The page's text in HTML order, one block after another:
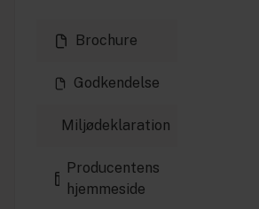
Brochure
Godkendelse
Miljødeklaration
Producentens
hjemmeside